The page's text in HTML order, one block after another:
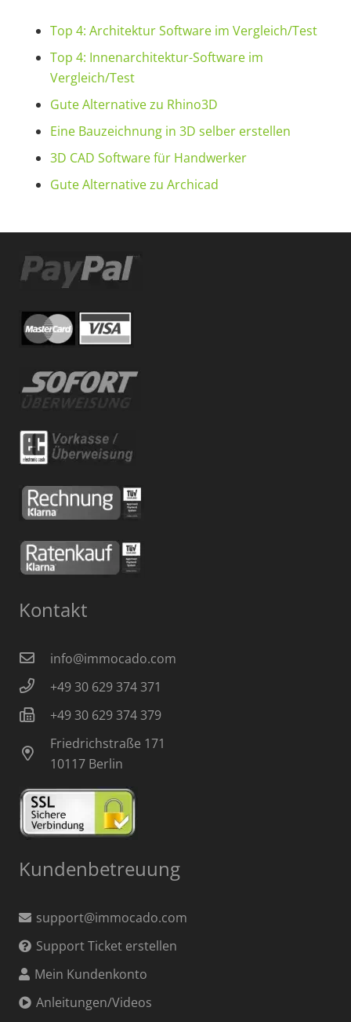
Top 4: Architektur Software im Vergleich/Test
Top 4: Innenarchitektur-Software im
Vergleich/Test
Gute Alternative zu Rhino3D
Eine Bauzeichnung in 3D selber erstellen
3D CAD Software für Handwerker
Gute Alternative zu Archicad
Kontakt
info@immocado.com
+49 30 629 374 371
+49 30 629 374 379
Friedrichstraße 171
10117 Berlin
Kundenbetreuung
support@immocado.com
Support Ticket erstellen
Mein Kundenkonto
Anleitungen/Videos